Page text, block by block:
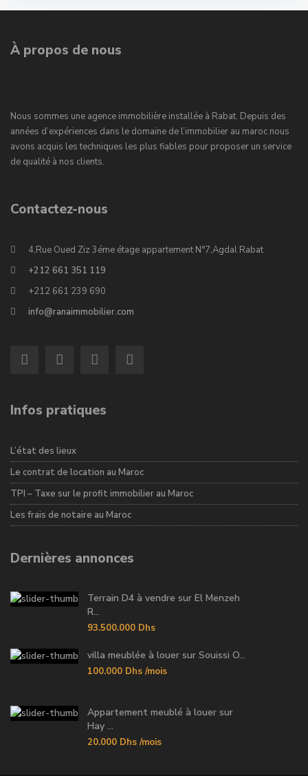
À propos de nous
Nous sommes une agence immobilière installée à Rabat. Depuis des
années d’expériences dans le domaine de l’immobilier au maroc nous
avons acquis les techniques les plus fiables pour proposer un service
de qualité à nos clients.
Contactez-nous
4,Rue Oued Ziz 3éme étage appartement N°7,Agdal Rabat
+212 661 351 119
+212 661 239 690
info@ranaimmobilier.com
Infos pratiques
L’état des lieux
Le contrat de location au Maroc
TPI – Taxe sur le profit immobilier au Maroc
Les frais de notaire au Maroc
Dernières annonces
Terrain D4 à vendre sur El Menzeh
R...
93.500.000 Dhs
villa meublée à louer sur Souissi O...
100.000 Dhs /mois
Appartement meublé à louer sur
Hay ...
20.000 Dhs /mois